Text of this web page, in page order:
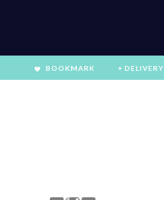
BOOKMARK + DELIVERY